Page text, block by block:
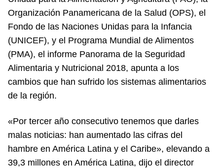
Organización Panamericana de la Salud (OPS), el
Fondo de las Naciones Unidas para la Infancia
(UNICEF), y el Programa Mundial de Alimentos
(PMA), el informe Panorama de la Seguridad
Alimentaria y Nutricional 2018, apunta a los
cambios que han sufrido los sistemas alimentarios
de la región.
«Por tercer año consecutivo tenemos que darles
malas noticias: han aumentado las cifras del
hambre en América Latina y el Caribe», elevando a
39,3 millones en América Latina, dijo el director